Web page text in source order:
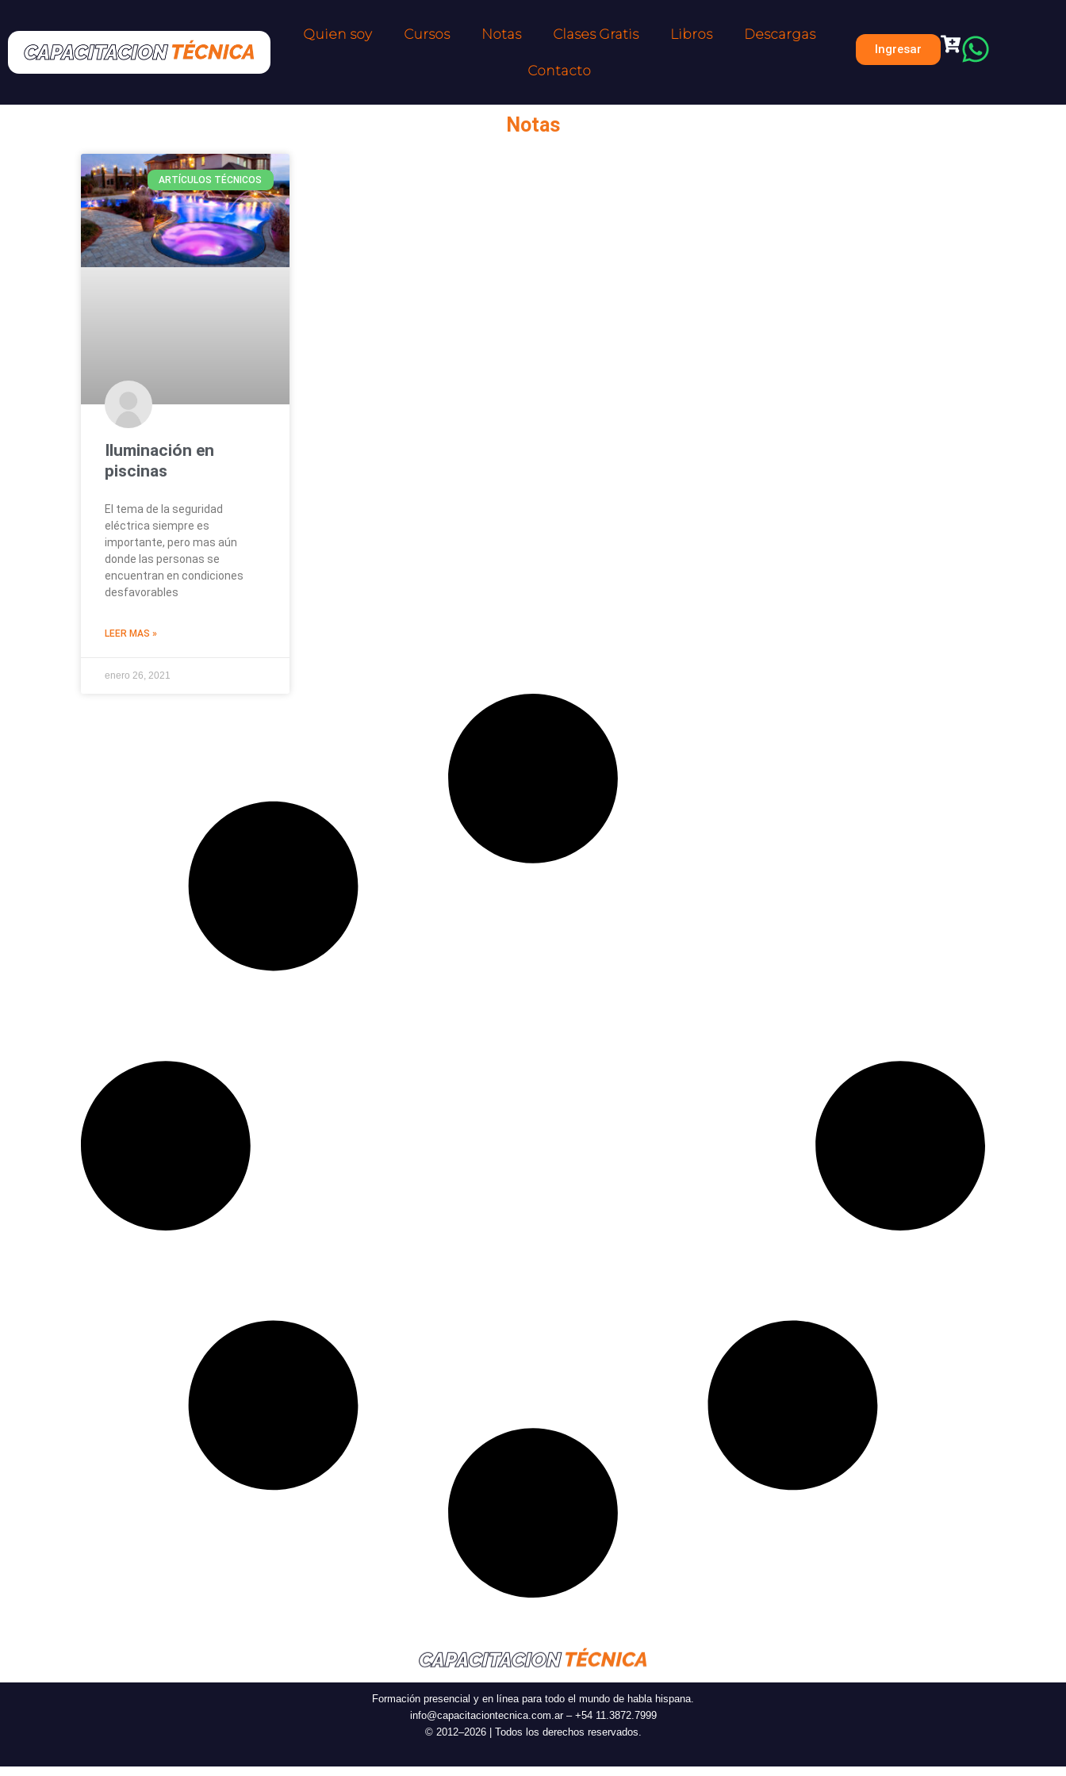
al
contenido
Quien soy Cursos Notas Clases Gratis Libros Descargas
Contacto
Ingresar
Notas
ARTÍCULOS TÉCNICOS
Iluminación en
piscinas
El tema de la seguridad
eléctrica siempre es
importante, pero mas aún
donde las personas se
encuentran en condiciones
desfavorables
LEER MAS »
enero 26, 2021
Formación presencial y en línea para todo el mundo de habla hispana.
info@capacitaciontecnica.com.ar – +54 11.3872.7999
© 2012–2026 | Todos los derechos reservados.